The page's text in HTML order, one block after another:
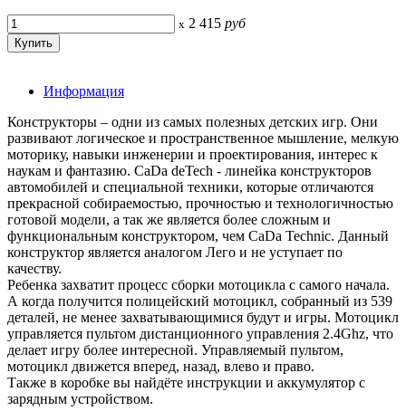
x 2 415 руб
Информация
Конструкторы – одни из самых полезных детских игр. Они
развивают логическое и пространственное мышление, мелкую
моторику, навыки инженерии и проектирования, интерес к
наукам и фантазию. CaDa deTech - линейка конструкторов
автомобилей и специальной техники, которые отличаются
прекрасной собираемостью, прочностью и технологичностью
готовой модели, а так же является более сложным и
функциональным конструктором, чем CaDa Technic. Данный
конструктор является аналогом Лего и не уступает по
качеству.
Ребенка захватит процесс сборки мотоцикла с самого начала.
А когда получится полицейский мотоцикл, собранный из 539
деталей, не менее захватывающимися будут и игры. Мотоцикл
управляется пультом дистанционного управления 2.4Ghz, что
делает игру более интересной. Управляемый пультом,
мотоцикл движется вперед, назад, влево и право.
Также в коробке вы найдёте инструкции и аккумулятор с
зарядным устройством.